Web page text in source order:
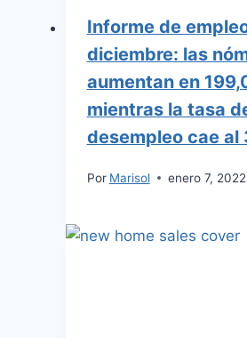
Informe de
diciembre: las
aumentan en
mientras la tasa
desempleo cae al
Por Marisol enero 7, 2022